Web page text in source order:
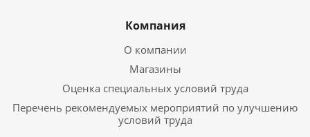
Компания
О компании
Магазины
Оценка специальных условий труда
Перечень рекомендуемых мероприятий по улучшению
условий труда